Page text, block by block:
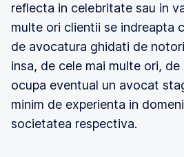
reflecta in celebritate sau in
multe ori clientii se indreapta
de avocatura ghidati de
insa, de cele mai multe ori,
ocupa eventual un avocat
minim de experienta in
societatea respectiva.